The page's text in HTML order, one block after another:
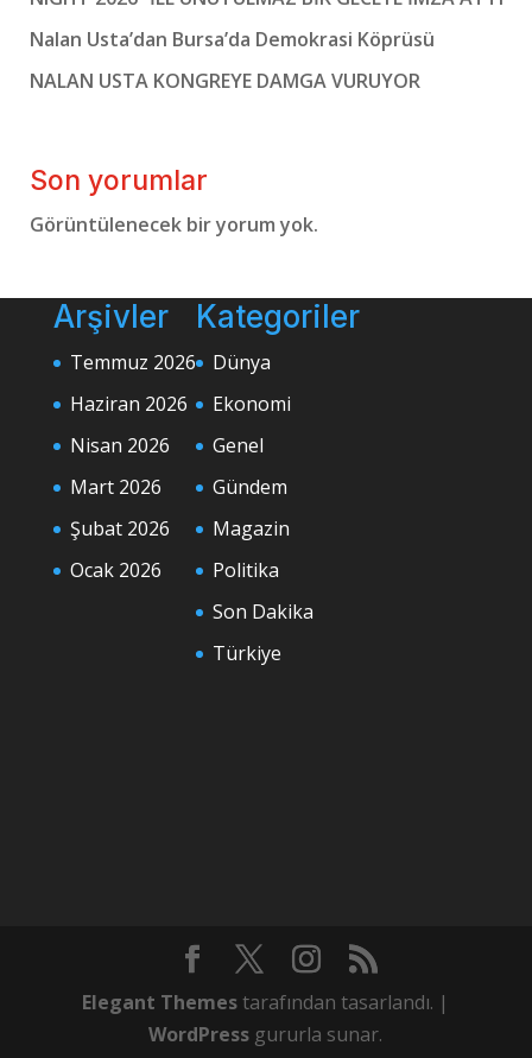
Nalan Usta’dan Bursa’da Demokrasi Köprüsü
NALAN USTA KONGREYE DAMGA VURUYOR
Son yorumlar
Görüntülenecek bir yorum yok.
Arşivler
Temmuz 2026
Haziran 2026
Nisan 2026
Mart 2026
Şubat 2026
Ocak 2026
Kategoriler
Dünya
Ekonomi
Genel
Gündem
Magazin
Politika
Son Dakika
Türkiye
Elegant Themestarafından tasarlandı. |
WordPress gururla sunar.